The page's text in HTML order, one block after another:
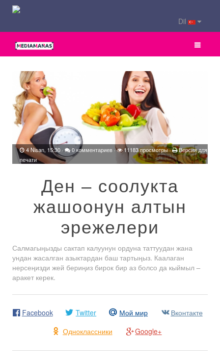
Dil
4 Nisan, 15:30 · 0 комментариев · 11183 просмотры ·
Версия для
печати
Ден – соолукта
жашоонун алтын
эрежелери
Салмагыңызды сактап калуунун ордуна таттуудан жана
ундан жасалган азыктардан баш тартыңыз. Каалаган
нерсеңизди жей бериңиз бирок бир аз болсо да кыймыл –
аракет керек.
Facebook Twitter Мой мир
Вконтакте
Одноклассники
Google+